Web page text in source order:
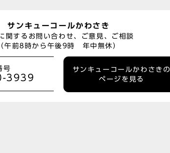
サンキューコールかわさき
関するお問い合わせ、ご意見、ご相談
（午前8時から午後9時 年中無休）
号
3939
サンキューコールかわさきの
ページを見る